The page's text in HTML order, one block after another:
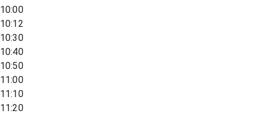
10:00
10:12
10:30
10:40
10:50
11:00
11:10
11:20